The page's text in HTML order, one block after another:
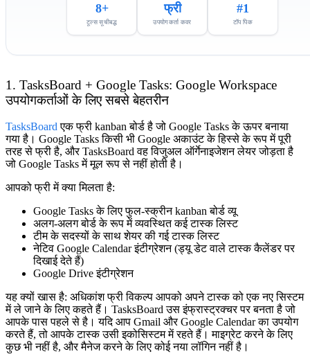
8+
टूल्स सूचीबद्ध
फ्री
उपयोगकर्ता कवर
#1
टॉप पिक
1. TasksBoard + Google Tasks: Google Workspace
उपयोगकर्ताओं के लिए सबसे बेहतरीन
TasksBoard एक फ्री kanban बोर्ड है जो Google Tasks के ऊपर बनाया
गया है। Google Tasks किसी भी Google अकाउंट के हिस्से के रूप में पूरी
तरह से फ्री है, और TasksBoard वह विजुअल ऑर्गेनाइजेशन लेयर जोड़ता है
जो Google Tasks में मूल रूप से नहीं होती है।
आपको फ्री में क्या मिलता है:
Google Tasks के लिए फुल-स्क्रीन kanban बोर्ड व्यू
अलग-अलग बोर्ड के रूप में व्यवस्थित कई टास्क लिस्ट
टीम के सदस्यों के साथ शेयर की गई टास्क लिस्ट
नेटिव Google Calendar इंटीग्रेशन (ड्यू डेट वाले टास्क कैलेंडर पर
दिखाई देते हैं)
Google Drive इंटीग्रेशन
यह क्यों खास है: अधिकांश फ्री विकल्प आपको अपने टास्क को एक नए सिस्टम
में ले जाने के लिए कहते हैं। TasksBoard उस इंफ्रास्ट्रक्चर पर बनता है जो
आपके पास पहले से है। यदि आप Gmail और Google Calendar का उपयोग
करते हैं, तो आपके टास्क उसी इकोसिस्टम में रहते हैं। माइग्रेट करने के लिए
कुछ भी नहीं है, और मैनेज करने के लिए कोई नया लॉगिन नहीं है।